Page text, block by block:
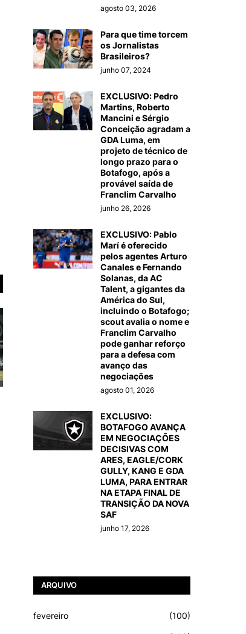
agosto 03, 2026
Para que time torcem
os Jornalistas
Brasileiros?
junho 07, 2024
EXCLUSIVO: Pedro
Martins, Roberto
Mancini e Sérgio
Conceição agradam a
GDA Luma, em
projeto de técnico de
longo prazo para o
Botafogo, após a
provável saída de
Franclim Carvalho
junho 26, 2026
EXCLUSIVO: Pablo
Marí é oferecido
pelos agentes Arturo
Canales e Fernando
Solanas, da AC
Talent, a gigantes da
América do Sul,
incluindo o Botafogo;
scout avalia o nome e
Franclim Carvalho
pode ganhar reforço
para a defesa com
avanço das
negociações
agosto 01, 2026
EXCLUSIVO:
BOTAFOGO AVANÇA
EM NEGOCIAÇÕES
DECISIVAS COM
ARES, EAGLE/CORK
GULLY, KANG E GDA
LUMA, PARA ENTRAR
NA ETAPA FINAL DE
TRANSIÇÃO DA NOVA
SAF
junho 17, 2026
ARQUIVO
fevereiro (100)